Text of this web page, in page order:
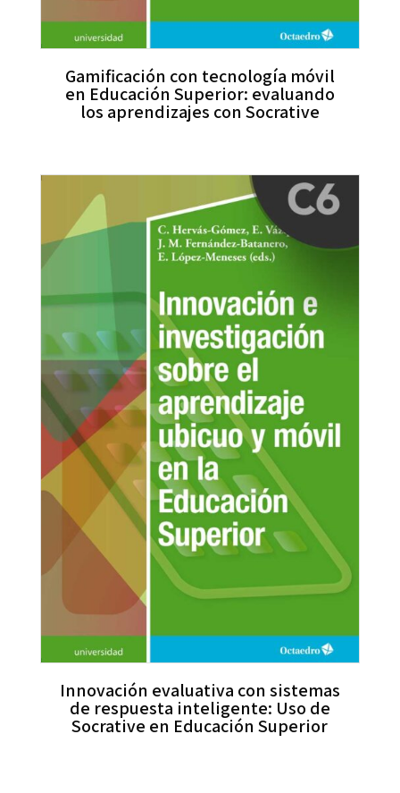
Gamificación con tecnología móvil
en Educación Superior: evaluando
los aprendizajes con Socrative
Innovación evaluativa con sistemas
de respuesta inteligente: Uso de
Socrative en Educación Superior